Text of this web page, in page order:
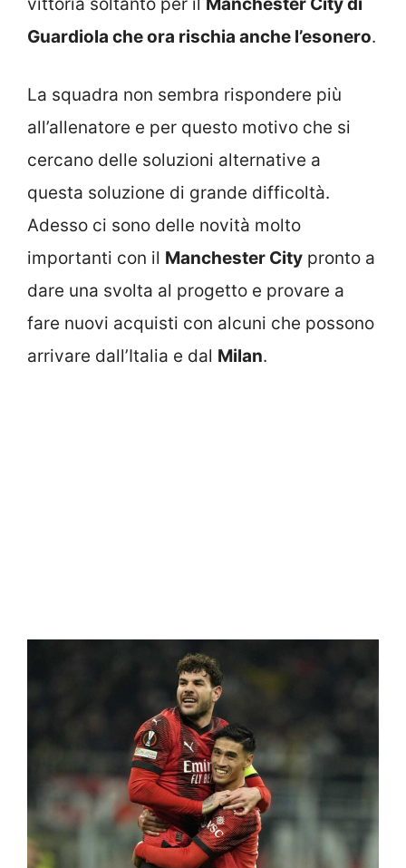
Guardiola che ora rischia anche l’esonero.
La squadra non sembra rispondere più
all’allenatore e per questo motivo che si
cercano delle soluzioni alternative a
questa soluzione di grande difficoltà.
Adesso ci sono delle novità molto
importanti con il Manchester City pronto a
dare una svolta al progetto e provare a
fare nuovi acquisti con alcuni che possono
arrivare dall’Italia e dal Milan.